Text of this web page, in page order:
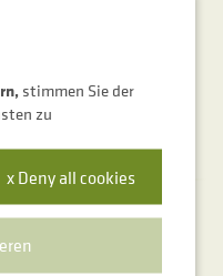
511
stimmen Sie der
zu
x Deny all cookies